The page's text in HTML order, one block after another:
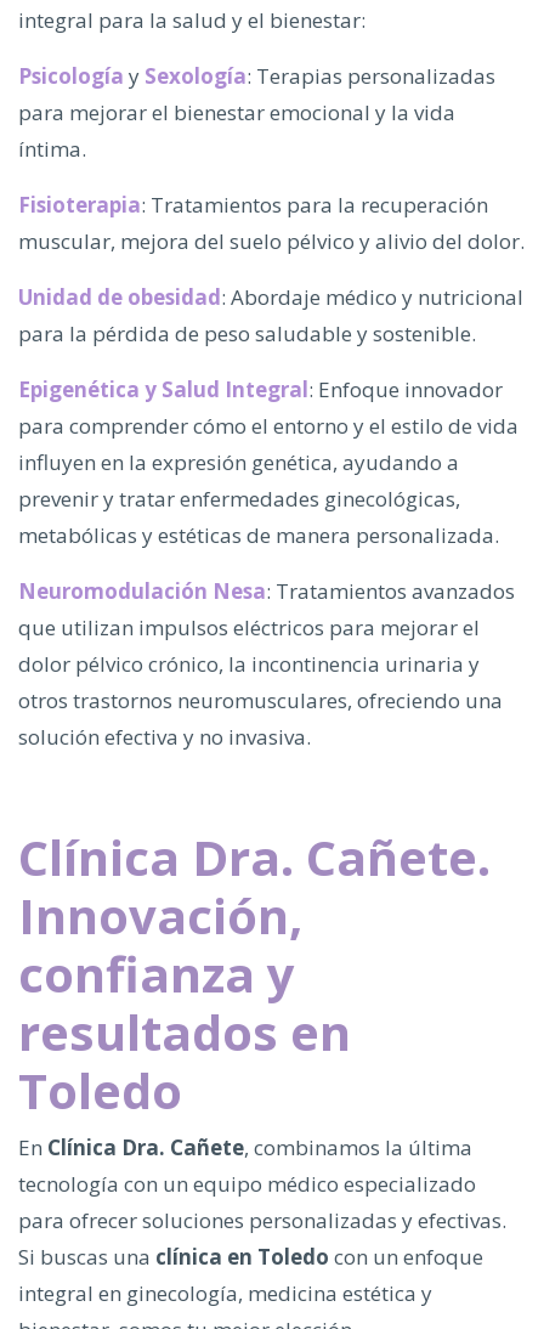
integral para la salud y el bienestar:
Psicología y Sexología: Terapias personalizadas
para mejorar el bienestar emocional y la vida
íntima.
Fisioterapia: Tratamientos para la recuperación
muscular, mejora del suelo pélvico y alivio del dolor.
Unidad de obesidad: Abordaje médico y nutricional
para la pérdida de peso saludable y sostenible.
Epigenética y Salud Integral: Enfoque innovador
para comprender cómo el entorno y el estilo de vida
influyen en la expresión genética, ayudando a
prevenir y tratar enfermedades ginecológicas,
metabólicas y estéticas de manera personalizada.
Neuromodulación Nesa: Tratamientos avanzados
que utilizan impulsos eléctricos para mejorar el
dolor pélvico crónico, la incontinencia urinaria y
otros trastornos neuromusculares, ofreciendo una
solución efectiva y no invasiva.
Clínica Dra. Cañete.
Innovación,
confianza y
resultados en
Toledo
En Clínica Dra. Cañete, combinamos la última
tecnología con un equipo médico especializado
para ofrecer soluciones personalizadas y efectivas.
Si buscas una clínica en Toledo con un enfoque
integral en ginecología, medicina estética y